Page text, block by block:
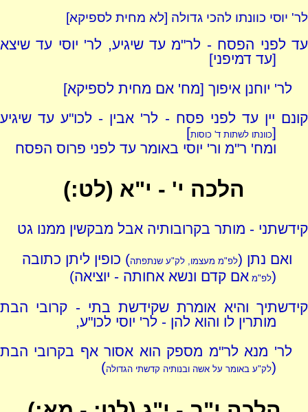
לר' יוסי כוונתו להכי גדולה [לא מחית לספיקא]
עד לפני הפסח - לר"מ עד שיגיע, לר' יוסי עד שיצא
[עד דמיפני]
לר' יוחנן איפוך [מח' אם מחית לספיקא]
קונם יין עד לפני פסח - לר' אבין - לכו"ע עד שיגיע
[כוונתו לשתות ד' כוסות]
ומח' ר"מ ור' יוסי באומר עד לפני פרוס הפסח
הלכה י' - י"א (לט:)
קידשתני - מותר בקרובותיה אבל מבקשין ממנו גט
ואם נתן (לפ"מ מעצמו, לק"ע שנתפתה) כופין ליתן כתובה
(לפ"מ אם קדם ונשא אחותה - יוציאה)
קידשתיך והיא אומרת שקידשת בתי - קרובי הבת
מותרין לו והוא להן - לר' יוסי לכו"ע,
לר' מנא לר"מ מספק הוא אסור אף בקרובי הבת
(לק"ע באומר על אשה ובנותיה קדשתי הגדולה)